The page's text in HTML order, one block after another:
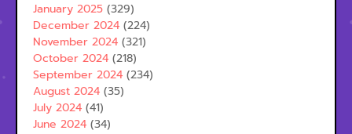
January 2025 (329)
December 2024 (224)
November 2024 (321)
October 2024 (218)
September 2024 (234)
August 2024 (35)
July 2024 (41)
June 2024 (34)